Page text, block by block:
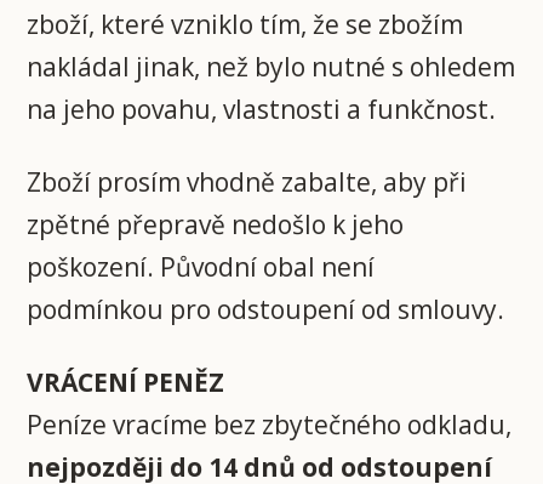
zboží, které vzniklo tím, že se zbožím
nakládal jinak, než bylo nutné s ohledem
na jeho povahu, vlastnosti a funkčnost.
Zboží prosím vhodně zabalte, aby při
zpětné přepravě nedošlo k jeho
poškození. Původní obal není
podmínkou pro odstoupení od smlouvy.
VRÁCENÍ PENĚZ
Peníze vracíme bez zbytečného odkladu,
nejpozději do 14 dnů od odstoupení